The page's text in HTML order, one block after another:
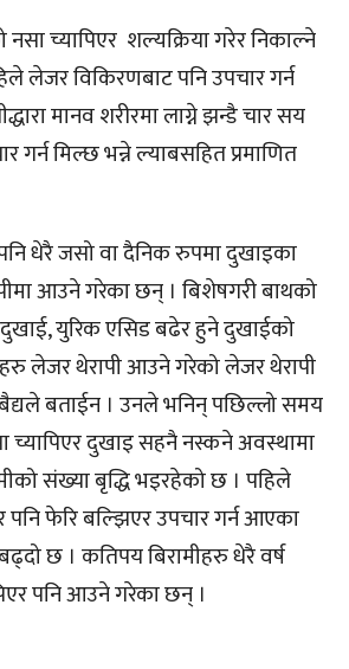
च्यापिएर शल्यक्रिया गरेर निकाल्ने
लेजर विकिरणबाट पनि उपचार गर्न
मानव शरीरमा लाग्ने झन्डै चार सय
गर्न मिल्छ भन्ने ल्याबसहित प्रमाणित
धेरै जसो वा दैनिक रुपमा दुखाइका
आउने गरेका छन् । बिशेषगरी बाथको
युरिक एसिड बढेर हुने दुखाईको
लेजर थेरापी आउने गरेको लेजर थेरापी
बताईन । उनले भनिन् पछिल्लो समय
च्यापिएर दुखाइ सहनै नस्कने अवस्थामा
संख्या बृद्धि भइरहेको छ । पहिले
पनि फेरि बल्झिएर उपचार गर्न आएका
छ । कतिपय बिरामीहरु धेरै वर्ष
पनि आउने गरेका छन् ।